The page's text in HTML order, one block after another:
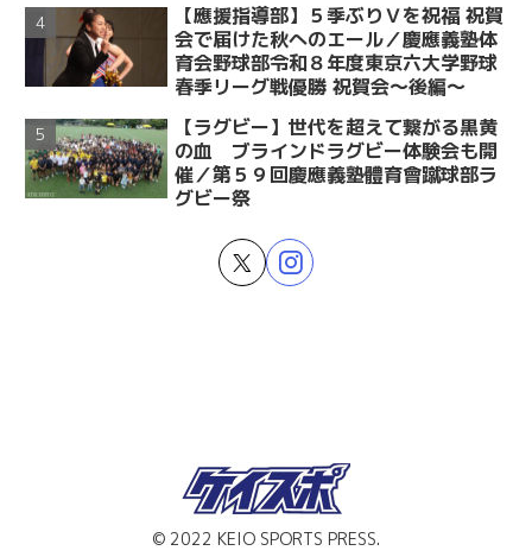
【應援指導部】５季ぶりＶを祝福 祝賀
会で届けた秋へのエール／慶應義塾体
育会野球部令和８年度東京六大学野球
春季リーグ戦優勝 祝賀会～後編～
【ラグビー】世代を超えて繋がる黒黄
の血 ブラインドラグビー体験会も開
催／第５９回慶應義塾體育會蹴球部ラ
グビー祭
© 2022 KEIO SPORTS PRESS.